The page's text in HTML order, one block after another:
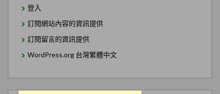
登入
訂閱網站內容的資訊提供
訂閱留言的資訊提供
WordPress.org 台灣繁體中文